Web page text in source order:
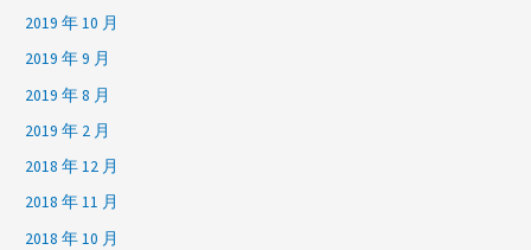
2019 年 10 月
2019 年 9 月
2019 年 8 月
2019 年 2 月
2018 年 12 月
2018 年 11 月
2018 年 10 月